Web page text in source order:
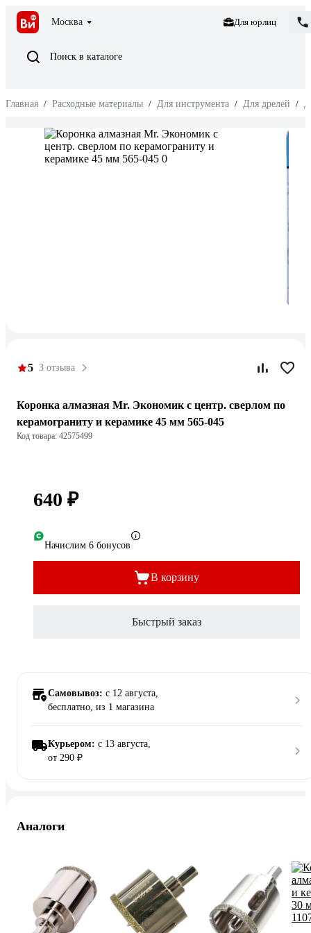
Москва Для юрлиц
Поиск в каталоге
Главная / Расходные материалы / Для инструмента / Для дрелей /
5 3 отзыва
Коронка алмазная Mr. Экономик с центр. сверлом по
керамограниту и керамике 45 мм 565-045
Код товара: 42575499
640 ₽
Начислим 6 бонусов
В корзину
Быстрый заказ
Самовывоз: c 12 августа,
бесплатно, из 1 магазина
Курьером: c 13 августа,
от 290 ₽
Аналоги